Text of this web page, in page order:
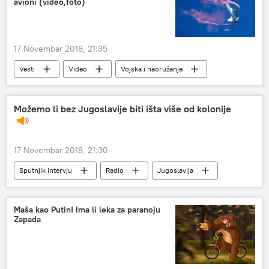
17 Novembar 2018, 21:35
Vesti Video Vojska i naoružanje
Možemo li bez Jugoslavije biti išta više od kolonije
17 Novembar 2018, 21:30
Sputnjik intervju Radio
Jugoslavija
Muharem Bazdulj
Maša kao Putin! Ima li leka za paranoju
Zapada